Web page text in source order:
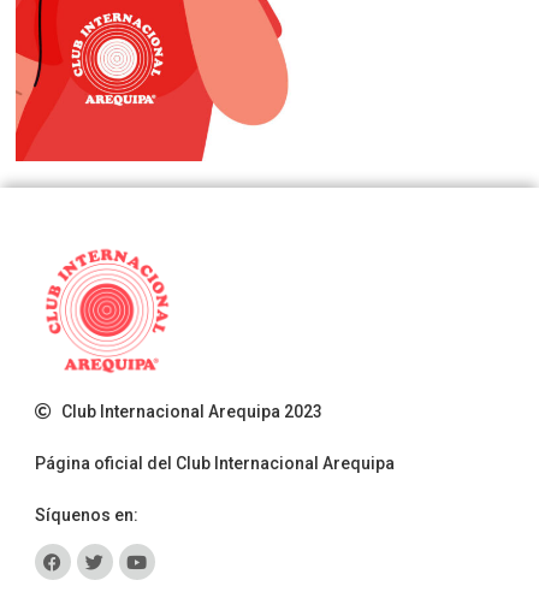
Club Internacional Arequipa 2023
Página oficial del Club Internacional Arequipa
Síquenos en: